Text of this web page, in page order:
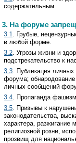
содержательным.
3. На форуме
3.1
. Грубые,
в любой форме.
3.2 . Угрозы жизни и
подстрекательство к
3.3 . Публикация
форума; обнародование
личных сообщений
3.4 . Пропаганда
3.5 . Призывы к
законодательства,
характера, разжигание
религиозной розни,
прозвищ для